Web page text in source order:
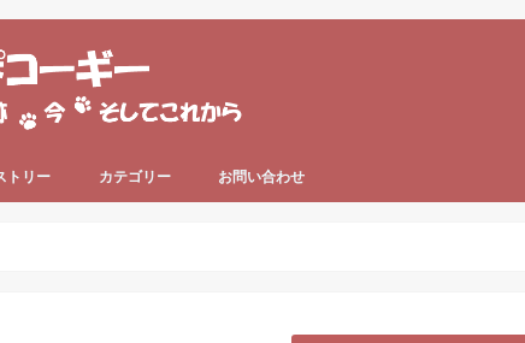
トリー カテゴリー お問い合わせ